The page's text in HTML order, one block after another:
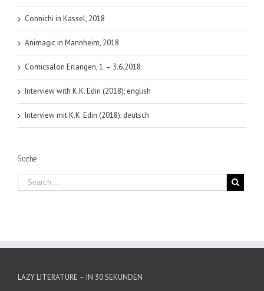
Connichi in Kassel, 2018
Animagic in Mannheim, 2018
Comicsalon Erlangen, 1. – 3.6.2018
Interview with K.K. Edin (2018); english
Interview mit K.K. Edin (2018); deutsch
Suche
LAZY LITERATURE – IN 30 SEKUNDEN